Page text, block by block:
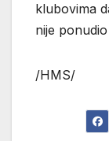
klubovima
nije
/HMS/